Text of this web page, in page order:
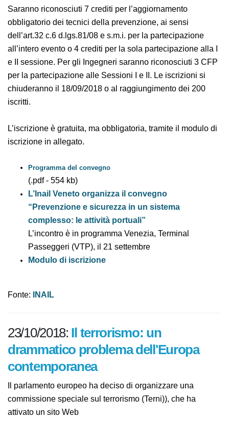
Saranno riconosciuti 7 crediti per l’aggiornamento
obbligatorio dei tecnici della prevenzione, ai sensi
dell’art.32 c.6 d.lgs.81/08 e s.m.i. per la partecipazione
all’intero evento o 4 crediti per la sola partecipazione
alla I e II sessione. Per gli Ingegneri saranno
riconosciuti 3 CFP per la partecipazione alle Sessioni I e
II. Le iscrizioni si chiuderanno il 18/09/2018 o al
L’iscrizione è gratuita, ma obbligatoria, tramite il
Programma del convegno
(.pdf - 554 kb)
L’Inail Veneto organizza il convegno
“Prevenzione e sicurezza in un sistema
complesso: le attività portuali”
L’incontro è in programma Venezia, Terminal
Passeggeri (VTP), il 21 settembre
23/10/2018:Il terrorismo: un
drammatico problema dell'Europa
contemporanea
Il parlamento europeo ha deciso di organizzare una
commissione speciale sul terrorismo (Terni)), che ha